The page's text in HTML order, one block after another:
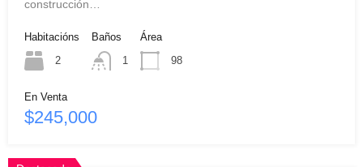
construcción…
Habitacións
2
Baños
1
Área
98
En Venta
$245,000